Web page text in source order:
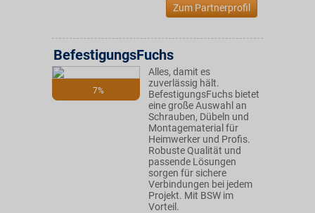
Zum Partnerprofil
7%
BefestigungsFuchs
Alles, damit es
zuverlässig hält.
BefestigungsFuchs bietet
eine große Auswahl an
Schrauben, Dübeln und
Montagematerial für
Heimwerker und Profis.
Robuste Qualität und
passende Lösungen
sorgen für sichere
Verbindungen bei jedem
Projekt. Mit BSW im
Vorteil.